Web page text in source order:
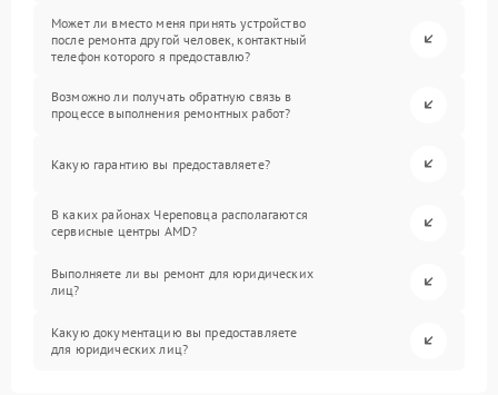
Может ли вместо меня принять устройство
после ремонта другой человек, контактный
телефон которого я предоставлю?
Возможно ли получать обратную связь в
процессе выполнения ремонтных работ?
Какую гарантию вы предоставляете?
В каких районах Череповца располагаются
сервисные центры AMD?
Выполняете ли вы ремонт для юридических
лиц?
Какую документацию вы предоставляете
для юридических лиц?